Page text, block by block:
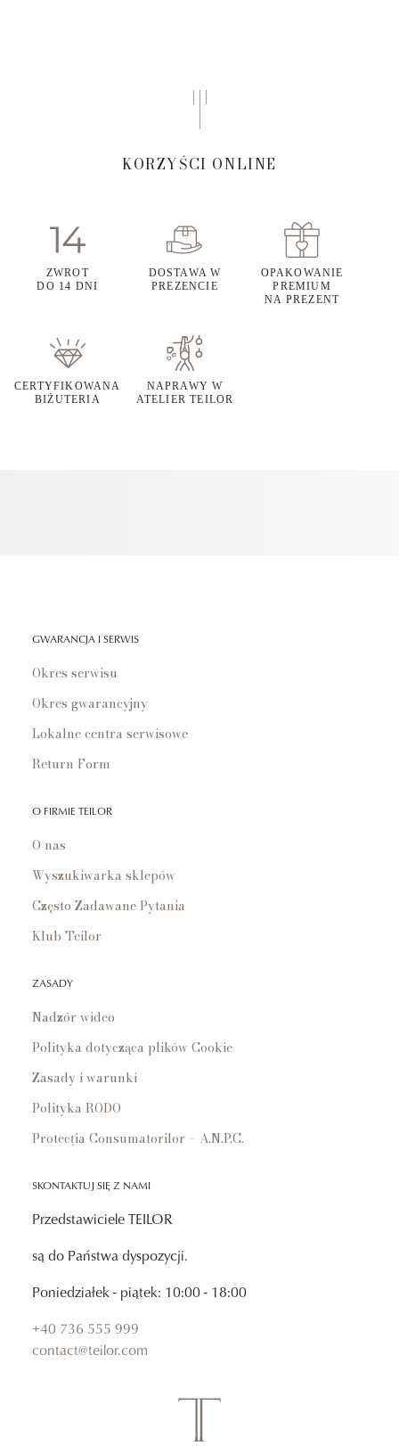
KORZYŚCI ONLINE
ZWROT
DO 14 DNI
DOSTAWA W
PREZENCIE
OPAKOWANIE
PREMIUM
NA PREZENT
CERTYFIKOWANA
BIŻUTERIA
NAPRAWY W
ATELIER TEILOR
GWARANCJA I SERWIS
Okres serwisu
Okres gwarancyjny
Lokalne centra serwisowe
Return Form
O FIRMIE TEILOR
O nas
Wyszukiwarka sklepów
Często Zadawane Pytania
Klub Teilor
ZASADY
Nadzór wideo
Polityka dotycząca plików Cookie
Zasady i warunki
Polityka RODO
Protecția Consumatorilor – A.N.P.C.
SKONTAKTUJ SIĘ Z NAMI
Przedstawiciele TEILOR
są do Państwa dyspozycji.
Poniedziałek - piątek: 10:00 - 18:00
+40 736 555 999
contact@teilor.com